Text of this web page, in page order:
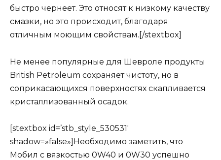
быстро чернеет. Это относят к низкому качеству
смазки, но это происходит, благодаря
отличным моющим свойствам.[/stextbox]
Не менее популярные для Шевроле продукты
British Petroleum сохраняет чистоту, но в
соприкасающихся поверхностях скапливается
кристаллизованный осадок.
[stextbox id=’stb_style_530531′
shadow=»false»]Необходимо заметить, что
Мобил с вязкостью 0W40 и 0W30 успешно